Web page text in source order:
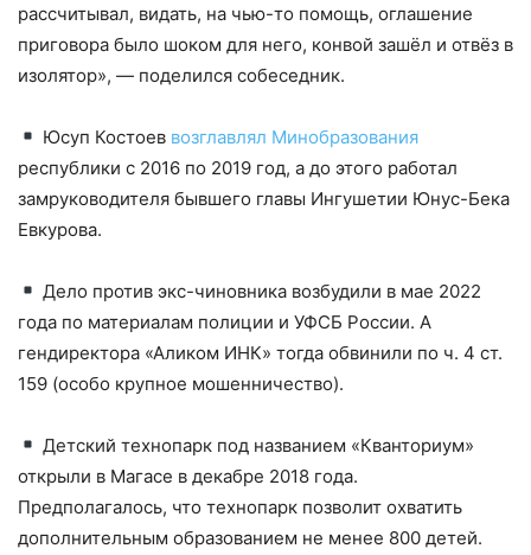
рассчитывал, видать, на чью-то помощь, оглашение
приговора было шоком для него, конвой зашёл и отвёз в
изолятор», — поделился собеседник.
Юсуп Костоев возглавлял Минобразования
республики с 2016 по 2019 год, а до этого работал
замруководителя бывшего главы Ингушетии Юнус-Бека
Евкурова.
Дело против экс-чиновника возбудили в мае 2022
года по материалам полиции и УФСБ России. А
гендиректора «Аликом ИНК» тогда обвинили по ч. 4 ст.
159 (особо крупное мошенничество).
Детский технопарк под названием «Кванториум»
открыли в Магасе в декабре 2018 года.
Предполагалось, что технопарк позволит охватить
дополнительным образованием не менее 800 детей.